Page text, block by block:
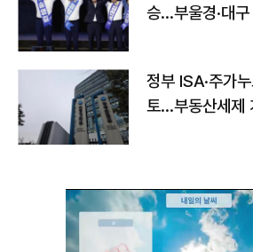
승…부울경·대
정부 ISA·주가
토…부동산세제